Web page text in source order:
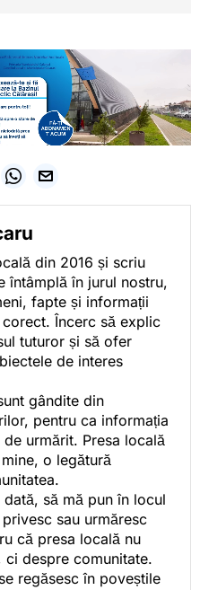
din 2016 și scriu
întâmplă în jurul nostru,
fapte și informații
Încerc să explic
tuturor și să ofer
de interes
gândite din
pentru ca informația
urmărit. Presa locală
o legătură
să mă pun în locul
sau urmăresc
că presa locală nu
ci despre comunitate.
regăsesc în poveștile